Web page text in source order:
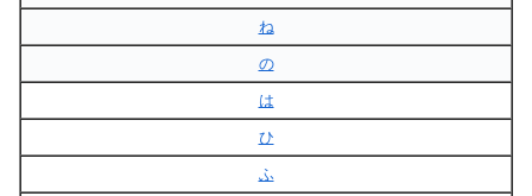
ね
の
は
ひ
ふ